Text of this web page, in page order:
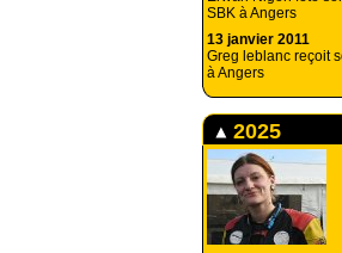
SBK à Angers
13 janvier 2011
Greg leblanc reçoit
à Angers
2025